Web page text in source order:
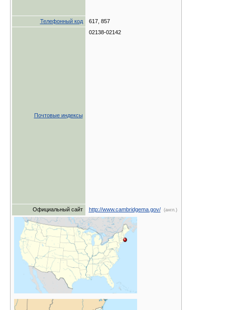
Телефонный код 617, 857
Почтовые индексы
02138-02142
Официальный сайт http://www.cambridgema.gov/ (англ.)